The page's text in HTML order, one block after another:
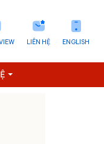
ENGLISH
LIÊN HỆ